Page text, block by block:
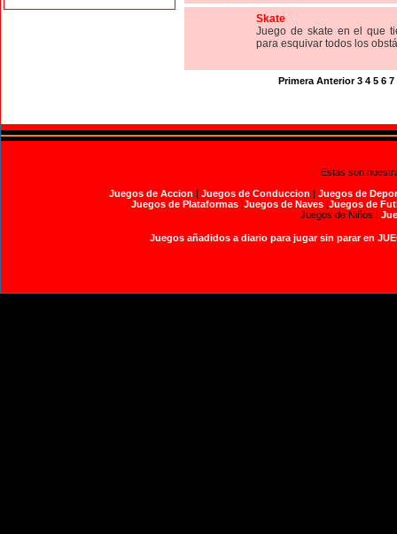
Skate
Juego de skate en el que
para esquivar todos los
Primera Anterior 3 4 5 6 7
Estas son
Juegos de Accion | Juegos de Conduccion | Juegos de
Juegos de Plataformas|Juegos de Naves|Juegos de
Juegos de Niños |
Juegos añadidos a diario para jugar sin parar en